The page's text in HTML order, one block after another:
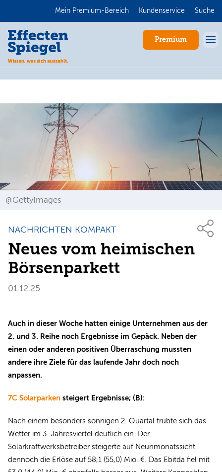
Mein Premium-Bereich Kundenservice Suche
Premium
@GettyImages
NACHRICHTEN KOMPAKT
Neues vom heimischen
Börsenparkett
01.12.25
Auch in dieser Woche hatten einige Unternehmen aus der
2. und 3. Reihe noch Ergebnisse im Gepäck. Neben der
einen oder anderen positiven Überraschung mussten
andere ihre Ziele für das laufende Jahr doch noch
anpassen.
7C Solarparken steigert Ergebnisse; (B):
Nach einem besonders sonnigen 2. Quartal trübte sich das
Wetter im 3. Jahresviertel deutlich ein. Der
Solarkraftwerksbetreiber steigerte auf Neunmonatssicht
dennoch die Erlöse auf 58,1 (55,0) Mio. €. Das Ebitda fiel mit
Anmelden